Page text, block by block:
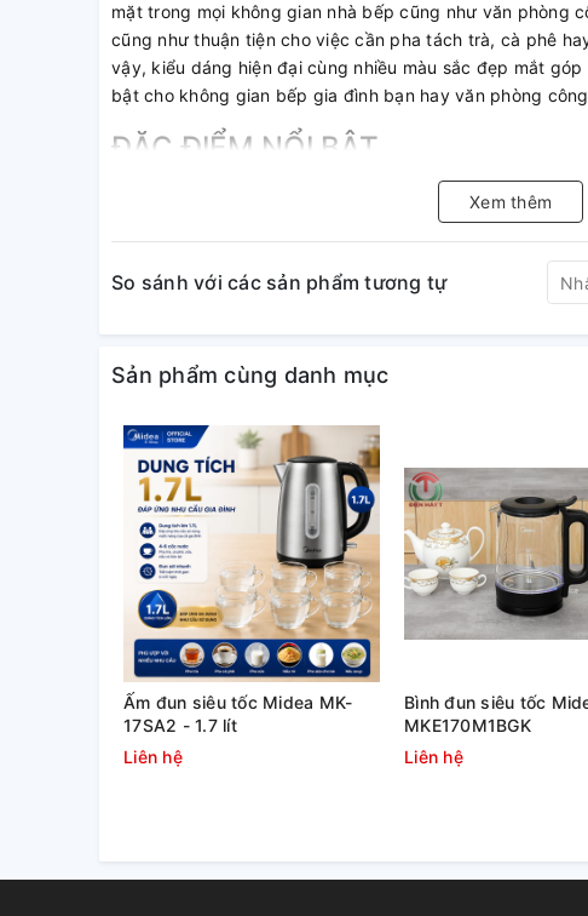
mặt trong mọi không gian nhà bếp cũng như văn phòng
cũng như thuận tiện cho việc cần pha tách trà, cà phê
vậy, kiểu dáng hiện đại cùng nhiều màu sắc đẹp mắt
bật cho không gian bếp gia đình bạn hay văn phòng
ĐẶC ĐIỂM NỔI BẬT
Thiết kế thời trang, sang trọng, hiện đại, nhiều màu sắc
Sản phẩm không chứa chất gây ung thư “PFOA”
Toàn bộ cấu trúc bình thủy chứa chân không được làm
” chống gỉ sét,
khử mùi và dễ dàng vệ sinh ngay cả những thức uống
Công nghệ “Auto Lock” khóa nắp tự động và chức năng
Thiết kế thân kép inox cách nhiệt chân không “
đáp ứng được nhu cầu thưởng thức nước uống yêu thích
Miệng bình bằng thép không gỉ và rộng 7.5cm dễ dàng
Rót nước bằng nút nhấn.
Thiết kế tay cầm thuận tiện trong việc di chuyển bình.
Rửa được dưới vòi nước.
Xem thêm
So sánh với các sản phẩm tương tự
Sản phẩm cùng danh mục
Ấm đun siêu tốc Midea MK-
17SA2 - 1.7 lít
Liên hệ
Bình đun siêu tốc
MKE170M1BGK
Liên hệ